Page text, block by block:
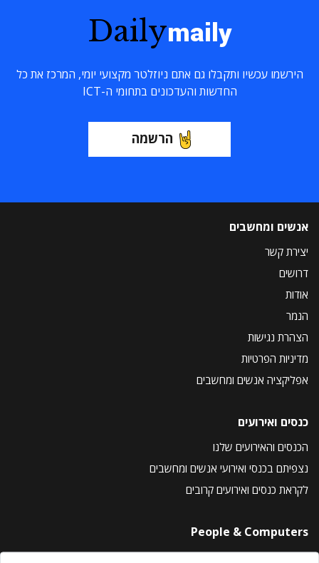
Dailymaily
הירשמו עכשיו ותקבלו גם אתם ניוזלטר מקצועי יומי, המרכז את כל
החדשות והעדכונים בתחומי ה-ICT
הרשמה
אנשים ומחשבים
יצירת קשר
דרושים
אודות
הנמר
הצהרת נגישות
מדיניות הפרטיות
אפליקציה אנשים ומחשבים
כנסים ואירועים
הכנסים והאירועים שלנו
נצפיתם בכנסי ואירועי אנשים ומחשבים
לקראת כנסים ואירועים קרובים
People & Computers
About Us